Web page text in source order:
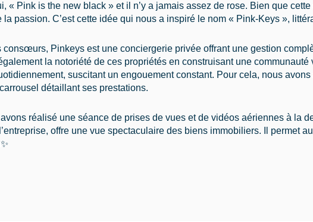
« Pink is the new black » et il n’y a jamais assez de rose. Bien que
la passion. C’est cette idée qui nous a inspiré le nom « Pink-Keys »,
consœurs, Pinkeys est une conciergerie privée offrant une gestion
la notoriété de ces propriétés en construisant une
suscitant un engouement constant. Pour cela, nous
détaillant ses prestations.
réalisé une séance de prises de vues et de vidéos aériennes à la
offre une vue spectaculaire des biens immobiliers. Il permet